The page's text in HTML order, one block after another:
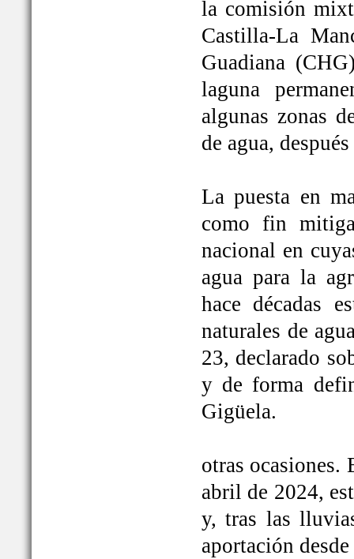
la comisión
Castilla-La
Guadiana
laguna
algunas zonas
de agua,
La puesta en
como fin
nacional en
agua para la
hace décadas
naturales de
23, declarado
y de forma
Gigüela.
otras ocasiones.
abril de 2024,
y, tras las
aportación